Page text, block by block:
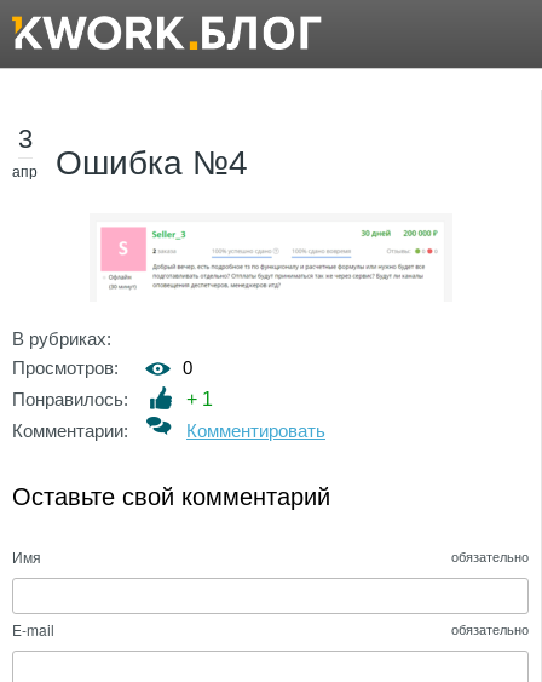
3
апр Ошибка №4
В рубриках:
Просмотров:
0
Понравилось:
+ 1
Комментарии:
Комментировать
Оставьте свой комментарий
Имя обязательно
E-mail обязательно